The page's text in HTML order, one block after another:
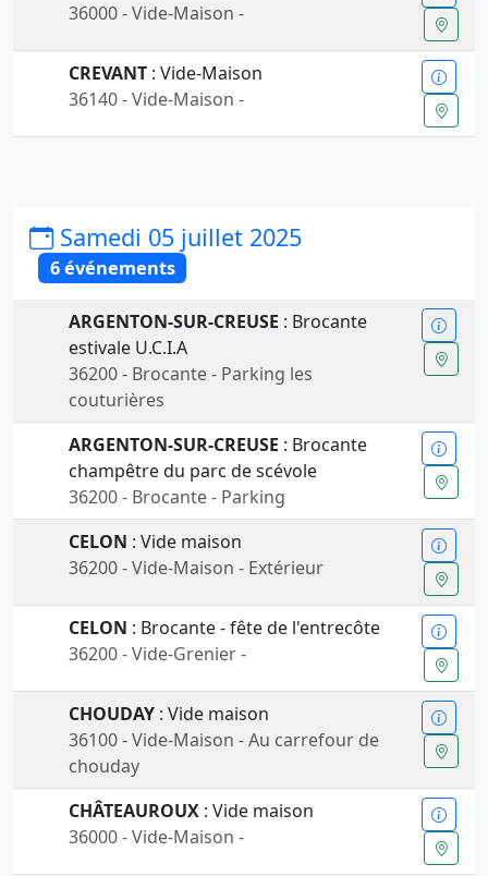
36000 - Vide-Maison -
CREVANT : Vide-Maison
36140 - Vide-Maison -
Samedi 05 juillet 2025
6 événements
ARGENTON-SUR-CREUSE : Brocante
estivale U.C.I.A
36200 - Brocante - Parking les
couturières
ARGENTON-SUR-CREUSE : Brocante
champêtre du parc de scévole
36200 - Brocante - Parking
CELON : Vide maison
36200 - Vide-Maison - Extérieur
CELON : Brocante - fête de l'entrecôte
36200 - Vide-Grenier -
CHOUDAY : Vide maison
36100 - Vide-Maison - Au carrefour de
chouday
CHÂTEAUROUX : Vide maison
36000 - Vide-Maison -